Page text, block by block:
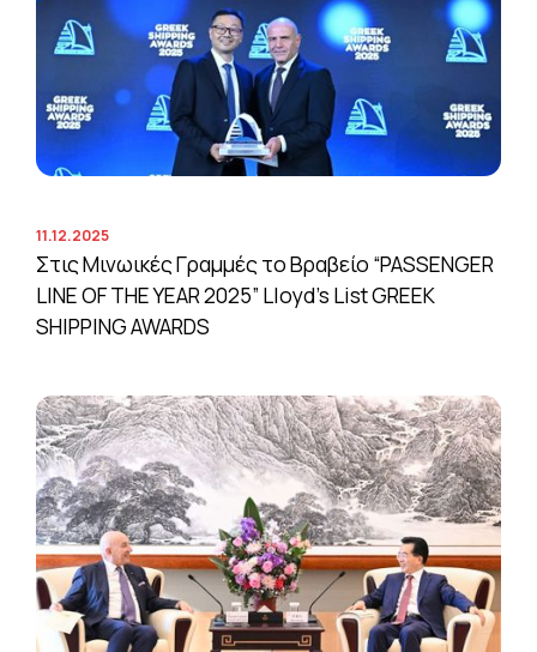
11.12.2025
Στις Μινωικές Γραμμές το Βραβείο “PASSENGER
LINE OF THE YEAR 2025” Lloyd’s List GREEK
SHIPPING AWARDS